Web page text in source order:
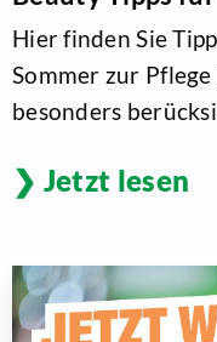
Hier finden Sie
Sommer zur
besonders
Jetzt lesen